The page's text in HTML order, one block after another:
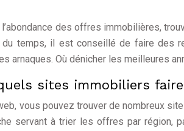
des offres immobilières,
du temps, il est conseillé de faire des
arnaques. Où dénicher les meilleures
sites immobiliers
vous pouvez trouver de nombreux
servant à trier les offres par région,